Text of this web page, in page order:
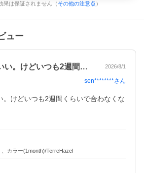
果は保証されません（ その他の注意点 ）
ュー
とにかくコスパいい。けどいつも2週間く… 2026/8/1
sen********さん
。けどいつも2週間くらいで合わなくな
カラー(1month)/TerreHazel